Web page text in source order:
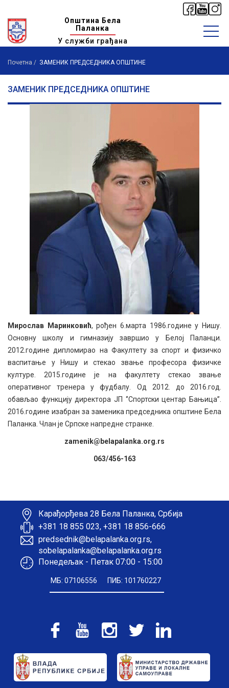
Општина Бела
Паланка
У служби грађана
Почетна ЗАМЕНИК ПРЕДСЕДНИКА ОПШТИНЕ
ЗАМЕНИК ПРЕДСЕДНИКА ОПШТИНЕ
Мирослав Маринковић, рођен 6.марта 1986.године у Нишу.
Основну школу и гимназију завршио у Белој Паланци.
2012.године дипломирао на Факултету за спорт и физичко
васпитање у Нишу и стекао звање професора физичке
културе. 2015.године је на факултету стекао звање
оперативног тренера у фудбалу. Од 2012. до 2016.год.
обављао функцију директора ЈП ‘’Спортски центар Бањица’’.
2016.године изабран за заменика председника општине Бела
Паланка. Члан је Српске напредне странке.
zamenik@belapalanka.org.rs
063/456-163
Карађорђева 28 Бела Паланка, Србија
+381 18 855 023, +381 18 856-666
predsednik@belapalanka.org.rs,
sobelapalanka@belapalanka.org.rs
Понедељак - Петак 07:00 - 15:00
МБ: 07106556 ПИБ: 101760227